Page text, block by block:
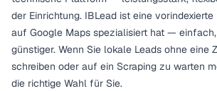
der Einrichtung. IBLead ist eine
auf Google Maps spezialisiert hat —
günstiger. Wenn Sie lokale Leads ohne eine
schreiben oder auf ein Scraping zu warten
die richtige Wahl für Sie.